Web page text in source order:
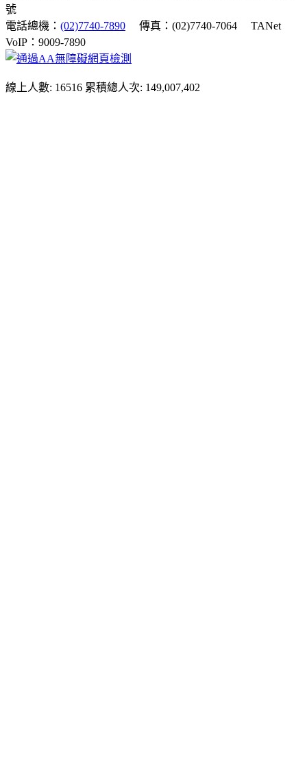
號
電話總機： (02)7740-7890 傳真：(02)7740-7064
TANet
VoIP：9009-7890
線上人數: 16516 累積總人次: 149,007,402